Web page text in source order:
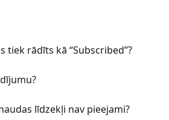
tiek rādīts kā “Subscribed”?
līdzekļi nav pieejami?